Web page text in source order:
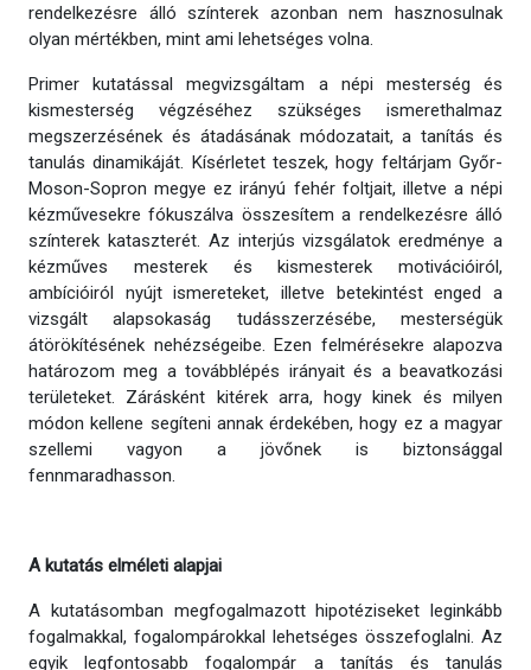
rendelkezésre álló színterek azonban nem hasznosulnak
olyan mértékben, mint ami lehetséges volna.
Primer kutatással megvizsgáltam a népi mesterség és
kismesterség végzéséhez szükséges ismerethalmaz
megszerzésének és átadásának módozatait, a tanítás és
tanulás dinamikáját. Kísérletet teszek, hogy feltárjam Győr-
Moson-Sopron megye ez irányú fehér foltjait, illetve a népi
kézművesekre fókuszálva összesítem a rendelkezésre álló
színterek kataszterét. Az interjús vizsgálatok eredménye a
kézműves mesterek és kismesterek motivációiról,
ambícióiról nyújt ismereteket, illetve betekintést enged a
vizsgált alapsokaság tudásszerzésébe, mesterségük
átörökítésének nehézségeibe. Ezen felmérésekre alapozva
határozom meg a továbblépés irányait és a beavatkozási
területeket. Zárásként kitérek arra, hogy kinek és milyen
módon kellene segíteni annak érdekében, hogy ez a magyar
szellemi vagyon a jövőnek is biztonsággal
fennmaradhasson.
A kutatás elméleti alapjai
A kutatásomban megfogalmazott hipotéziseket leginkább
fogalmakkal, fogalompárokkal lehetséges összefoglalni. Az
egyik legfontosabb fogalompár a tanítás és tanulás